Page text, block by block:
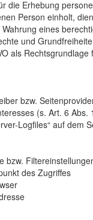
die Erhebung
Person einholt,
eines
und
als
bzw.
(s. Art. 6
Logfiles“ auf dem
bzw.
des Zugriffes